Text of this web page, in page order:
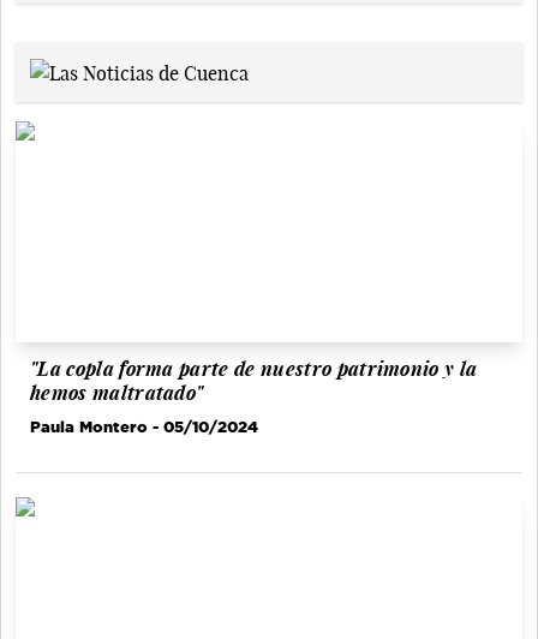
"La copla forma parte de nuestro patrimonio y la
hemos maltratado"
Paula Montero - 05/10/2024